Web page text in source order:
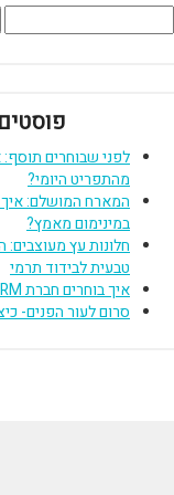
לפני שבוחרים
מהתפריט היומי?
המארח המושלם: איך
במינימום מאמץ?
חלונות עץ
טבעית לבידוד תרמי
איך בוחרים חברת CRM שמתאימה לעסק?
סרום לעור הפנים-